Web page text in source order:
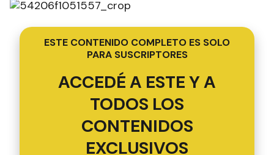
ESTE CONTENIDO COMPLETO ES SOLO
PARA SUSCRIPTORES
ACCEDÉ A ESTE Y A
TODOS LOS
CONTENIDOS
EXCLUSIVOS